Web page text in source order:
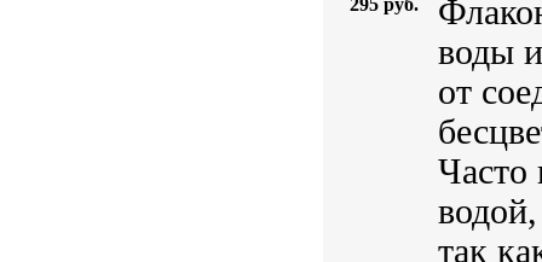
295 руб.
воды
от
Часто
так